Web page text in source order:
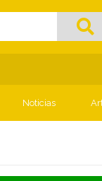
Noticias